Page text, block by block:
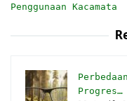
Penggunaan Kacamata
Progres…